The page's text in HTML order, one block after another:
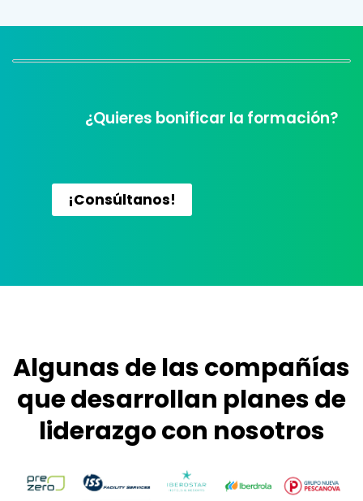
¿Quieres bonificar la formación?
¡Consúltanos!
Algunas de las compañías
que desarrollan planes de
liderazgo con nosotros